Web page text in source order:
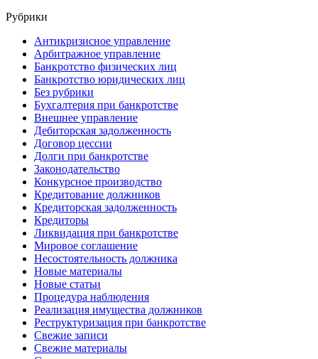
Рубрики
Антикризисное управление
Арбитражное управление
Банкротство физических лиц
Банкротство юридических лиц
Без рубрики
Бухгалтерия при банкротстве
Внешнее управление
Дебиторская задолженность
Договор цессии
Долги при банкротстве
Законодательство
Конкурсное производство
Кредитование должников
Кредиторская задолженность
Кредиторы
Ликвидация при банкротстве
Мировое соглашение
Несостоятельность должника
Новые материалы
Новые статьи
Процедура наблюдения
Реализация имущества должников
Реструктуризация при банкротстве
Свежие записи
Свежие материалы